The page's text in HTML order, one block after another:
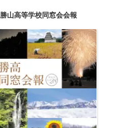
勝山高等学校同窓会会報